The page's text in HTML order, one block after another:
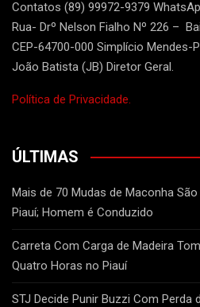
Contatos (89) 99972-9379
Rua- Drº Nelson Fialho Nº 226 –
CEP-64700-000 Simplício Mendes-
João Batista (JB) Diretor Geral.
Política de Privacidade.
ÚLTIMAS
Mais de 70 Mudas de Maconha
Piauí; Homem é Conduzido
Carreta Com Carga de Madeira
Quatro Horas no Piauí
STJ Decide Punir Buzzi Com Perda